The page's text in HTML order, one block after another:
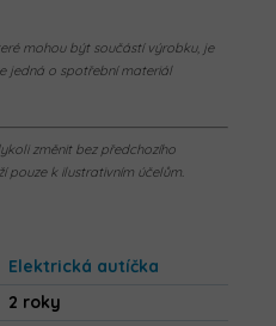
mohou být součástí výrobku, je
jedná o spotřební materiál
změnit bez předchozího
pouze k ilustrativním účelům.
Elektrická autíčka
2 roky